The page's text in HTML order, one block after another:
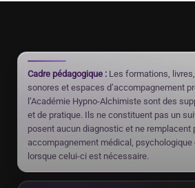
Cadre pédagogique : Les formations,
sonores et espaces d’accompagnement
l’Académie Hypno-Alchimiste sont des
et de pratique. Ils ne constituent pas un
posent aucun diagnostic et ne remplacent
accompagnement médical, psychologique
lorsque celui-ci est nécessaire.